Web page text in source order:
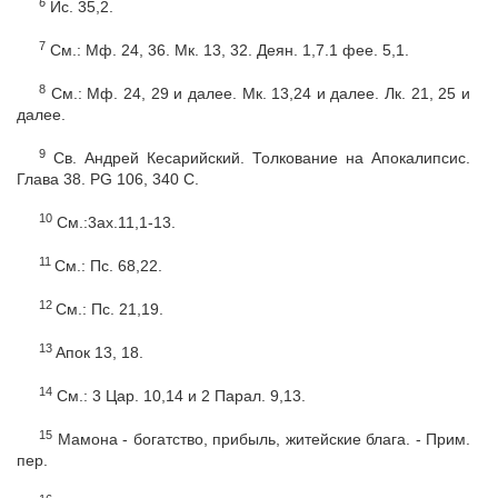
Ис. 35,2.
7 См.: Мф. 24, 36. Мк. 13, 32. Деян. 1,7.1 фее. 5,1.
8 См.: Мф. 24, 29 и далее. Мк. 13,24 и далее. Лк. 21, 25 и
далее.
9 Св. Андрей Кесарийский. Толкование на Апокалипсис.
Глава 38. PG 106, 340 С.
10 См.:3ах.11,1-13.
11 См.: Пс. 68,22.
12 См.: Пс. 21,19.
13 Апок 13, 18.
14 См.: 3 Цар. 10,14 и 2 Парал. 9,13.
15 Мамона - богатство, прибыль, житейские блага. - Прим.
пер.